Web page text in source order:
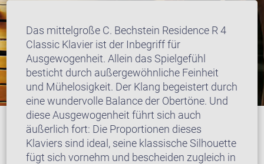
Das mittelgroße C. Bechstein Residence R 4
Classic Klavier ist der Inbegriff für
Ausgewogenheit. Allein das Spielgefühl
besticht durch außergewöhnliche Feinheit
und Mühelosigkeit. Der Klang begeistert durch
eine wundervolle Balance der Obertöne. Und
diese Ausgewogenheit führt sich auch
äußerlich fort: Die Proportionen dieses
Klaviers sind ideal, seine klassische Silhouette
fügt sich vornehm und bescheiden zugleich in